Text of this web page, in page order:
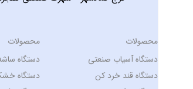
محصولات
دستگاه آسیاب صنعتی
دستگاه قند خرد کن
محصولات
دستگاه
دستگاه